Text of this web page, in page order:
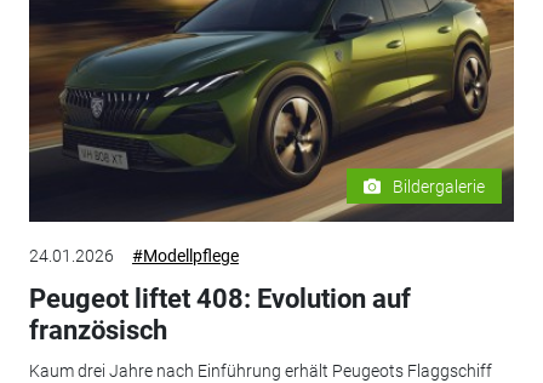
Bildergalerie
24.01.2026 #Modellpflege
Peugeot liftet 408: Evolution auf
französisch
Kaum drei Jahre nach Einführung erhält Peugeots Flaggschiff